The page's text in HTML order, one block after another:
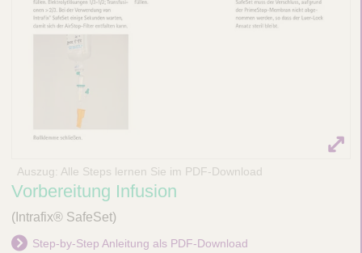
Auszug: Alle Steps lernen Sie im PDF-Download
Vorbereitung Infusion
(Intrafix® SafeSet)
Step-by-Step Anleitung als PDF-Download